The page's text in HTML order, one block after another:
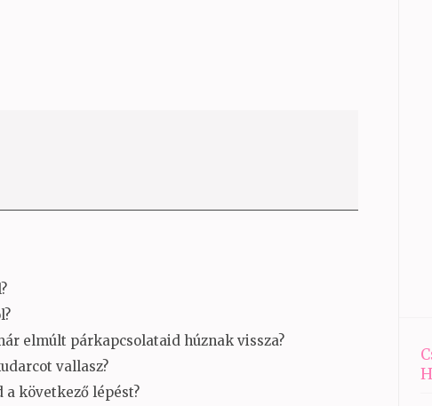
elmúlt párkapcsolataid húznak vissza?
vallasz?
következő lépést?